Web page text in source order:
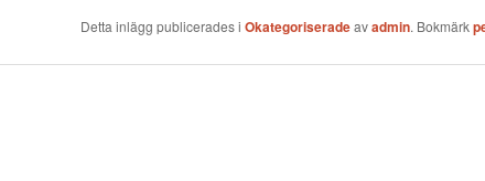
Detta inlägg publicerades i Okategoriseradeavadmin. Bokmärk